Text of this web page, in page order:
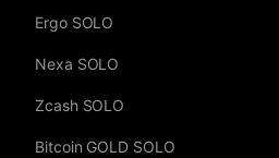
Ergo SOLO
Nexa SOLO
Zcash SOLO
Bitcoin GOLD SOLO